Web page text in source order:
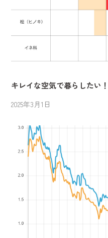
キレイな空気で暮らしたい
2025年3月1日